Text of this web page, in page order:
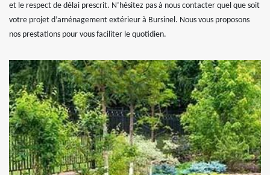
et le respect de délai prescrit. N’hésitez pas à nous contacter quel que soit
votre projet d’aménagement extérieur à Bursinel. Nous vous proposons
nos prestations pour vous faciliter le quotidien.